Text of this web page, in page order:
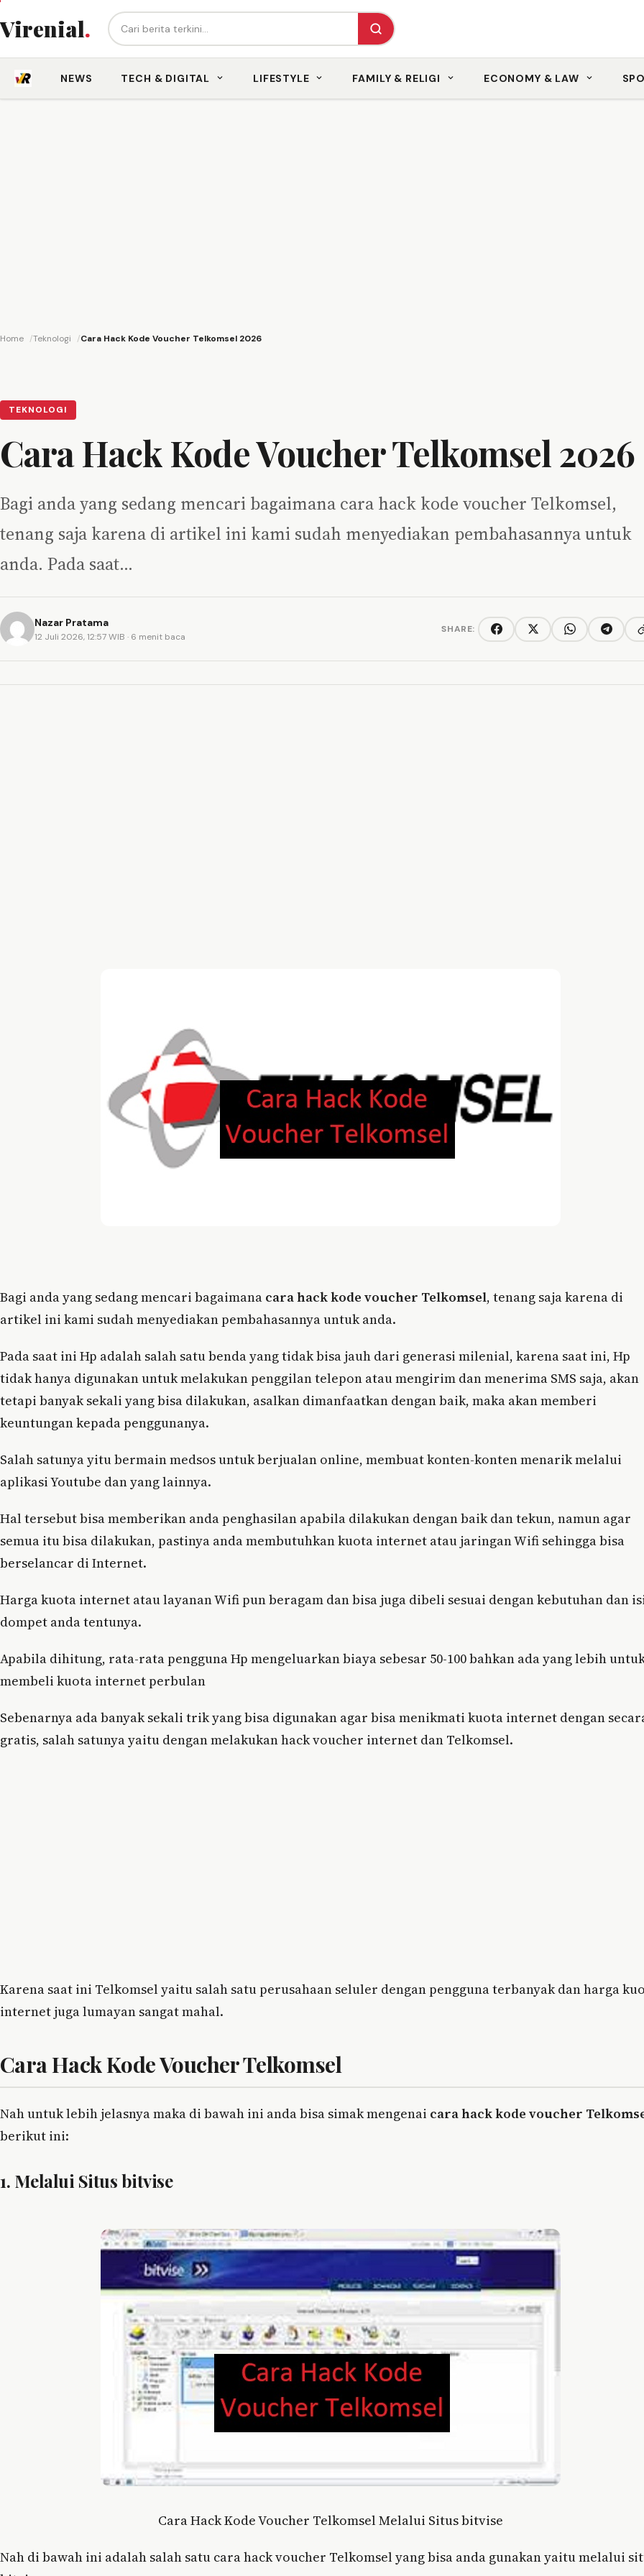
Virenial. Cari berita...
NEWS TECH & DIGITAL LIFESTYLE FAMILY & RELIGI ECONOMY & LAW
Home Teknologi Cara Hack Kode Voucher Telkomsel 2026
TEKNOLOGI
Cara Hack Kode Voucher Telkomsel 2026
Bagi anda yang sedang mencari bagaimana cara hack kode voucher Telkomsel,
tenang saja karena di artikel ini kami sudah menyediakan pembahasannya untuk
anda. Pada saat…
Nazar Pratama
12 Juli 2026, 12:57 WIB · 6 menit baca
SHARE: FacebookTwitter/XWhatsAppTelegram
Bagi anda yang sedang mencari bagaimana cara hack kode voucher Telkomsel, tenang saja karena di
artikel ini kami sudah menyediakan pembahasannya untuk anda.
Pada saat ini Hp adalah salah satu benda yang tidak bisa jauh dari generasi milenial, karena saat ini, Hp
tidak hanya digunakan untuk melakukan penggilan telepon atau mengirim dan menerima SMS saja, akan
tetapi banyak sekali yang bisa dilakukan, asalkan dimanfaatkan dengan baik, maka akan memberi
keuntungan kepada penggunanya.
Salah satunya yitu bermain medsos untuk berjualan online, membuat konten-konten menarik melalui
aplikasi Youtube dan yang lainnya.
Hal tersebut bisa memberikan anda penghasilan apabila dilakukan dengan baik dan tekun, namun agar
semua itu bisa dilakukan, pastinya anda membutuhkan kuota internet atau jaringan Wifi sehingga bisa
berselancar di Internet.
Harga kuota internet atau layanan Wifi pun beragam dan bisa juga dibeli sesuai dengan kebutuhan dan
dompet anda tentunya.
Apabila dihitung, rata-rata pengguna Hp mengeluarkan biaya sebesar 50-100 bahkan ada yang lebih
membeli kuota internet perbulan
Sebenarnya ada banyak sekali trik yang bisa digunakan agar bisa menikmati kuota internet dengan
gratis, salah satunya yaitu dengan melakukan hack voucher internet dan Telkomsel.
Karena saat ini Telkomsel yaitu salah satu perusahaan seluler dengan pengguna terbanyak dan harga
internet juga lumayan sangat mahal.
Cara Hack Kode Voucher Telkomsel
Nah untuk lebih jelasnya maka di bawah ini anda bisa simak mengenai cara hack kode voucher
berikut ini:
1. Melalui Situs bitvise
Cara Hack Kode Voucher Telkomsel Melalui Situs bitvise
Nah di bawah ini adalah salah satu cara hack voucher Telkomsel yang bisa anda gunakan yaitu melalui